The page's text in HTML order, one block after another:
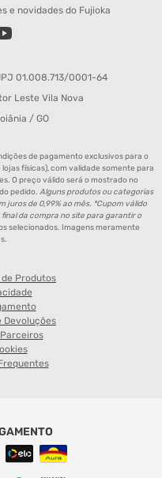
e novidades do Fujioka
01.008.713/0001-64
Leste Vila Nova
/ GO
de pagamento exclusivos para o
físicas), com validade somente para
O preço válido será o mostrado no
pedido. Alguns produtos ou categorias
juros de 0,99% ao mês. *Cupom válido
da compra no site para garantir o
selecionados. Imagens meramente
Produtos
Devoluções